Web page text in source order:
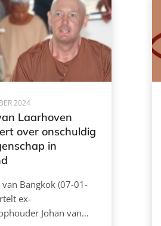
2024
Laarhoven
over onschuldig
in
van Bangkok (07-01-
ex-
Johan van…